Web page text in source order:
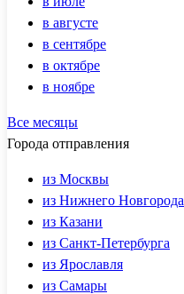
в августе
в сентябре
в октябре
в ноябре
Все месяцы
Города отправления
из Москвы
из Нижнего Новгорода
из Казани
из Санкт-Петербурга
из Ярославля
из Самары